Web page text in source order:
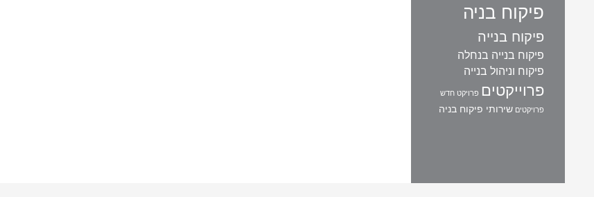
פיקוח בניה
פיקוח בנייה
פיקוח בנייה בנחלה
פיקוח וניהול בנייה
פרוייקטים פרויקט חדש
פרויקטים שירותי פיקוח בניה